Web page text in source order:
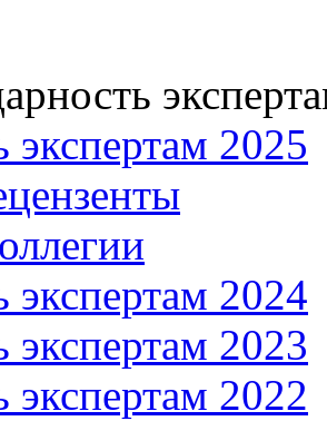
экспертам 2025
экспертам 2024
экспертам 2023
экспертам 2022